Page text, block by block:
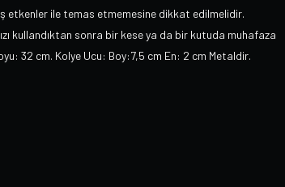
etkenler ile temas etmemesine dikkat edilmelidir.
kullandıktan sonra bir kese ya da bir kutuda muhafaza
32 cm. Kolye Ucu: Boy:7,5 cm En: 2 cm Metaldir.